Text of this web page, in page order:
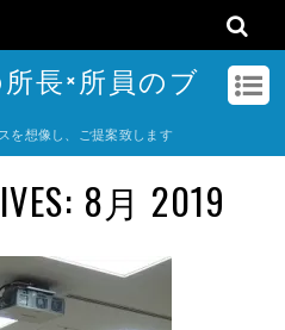
長×所員のブ
を想像し、ご提案致します
8月 2019